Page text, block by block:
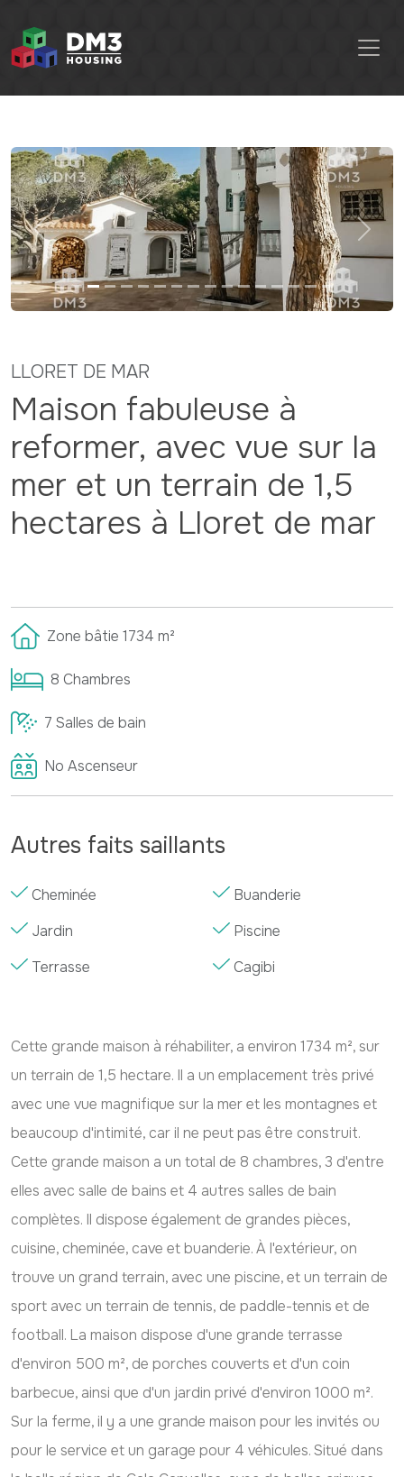
Previous Next
LLORET DE MAR
Maison fabuleuse à
reformer, avec vue sur la
mer et un terrain de 1,5
hectares à Lloret de mar
Zone bâtie 1734 m²
8 Chambres
7 Salles de bain
No Ascenseur
Autres faits saillants
Cheminée
Buanderie
Jardin
Piscine
Terrasse
Cagibi
Cette grande maison à réhabiliter, a environ 1734 m², sur
un terrain de 1,5 hectare. Il a un emplacement très privé
avec une vue magnifique sur la mer et les montagnes et
beaucoup d'intimité, car il ne peut pas être construit.
Cette grande maison a un total de 8 chambres, 3 d'entre
elles avec salle de bains et 4 autres salles de bain
complètes. Il dispose également de grandes pièces,
cuisine, cheminée, cave et buanderie. À l'extérieur, on
trouve un grand terrain, avec une piscine, et un terrain de
sport avec un terrain de tennis, de paddle-tennis et de
football. La maison dispose d'une grande terrasse
d'environ 500 m², de porches couverts et d'un coin
barbecue, ainsi que d'un jardin privé d'environ 1000 m².
Sur la ferme, il y a une grande maison pour les invités ou
pour le service et un garage pour 4 véhicules. Situé dans